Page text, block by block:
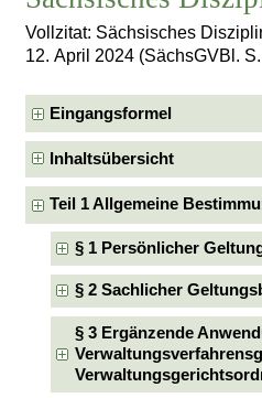
Vollzitat: Sächsisches
12. April 2024 (SächsGVBl.
Eingangsformel
Inhaltsübersicht
Teil 1 Allgemeine
§ 1 Persönlicher
§ 2 Sachlicher
§ 3 Ergänzende